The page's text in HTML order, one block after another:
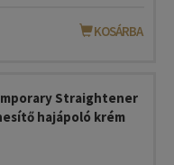
KOSÁRBA
Straightener
hajápoló krém